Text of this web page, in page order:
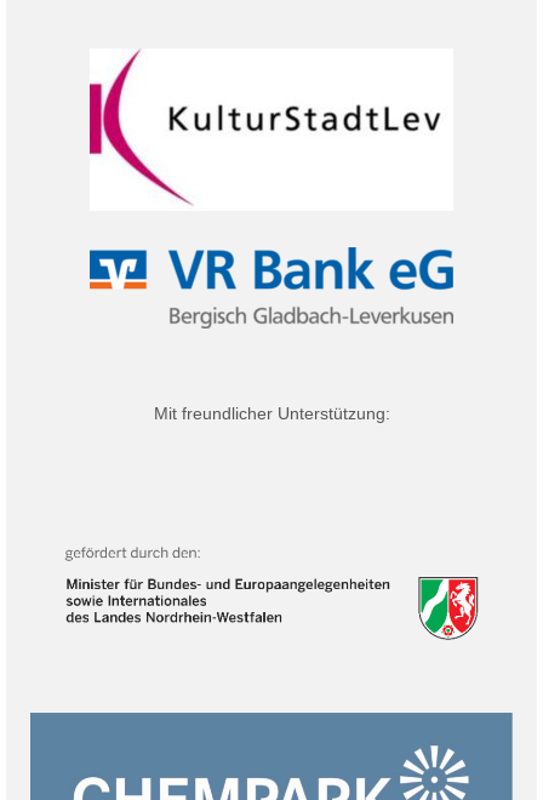
Mit freundlicher Unterstützung: